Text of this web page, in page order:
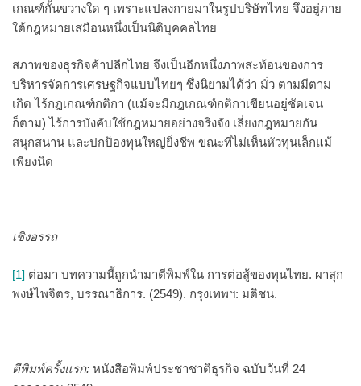
เกณฑ์กั้นขวางใด ๆ เพราะแปลงกายมาในรูปบริษัทไทย จึงอยู่ภาย
ใต้กฎหมายเสมือนหนึ่งเป็นนิติบุคคลไทย
สภาพของธุรกิจค้าปลีกไทย จึงเป็นอีกหนึ่งภาพสะท้อนของการ
บริหารจัดการเศรษฐกิจแบบไทยๆ ซึ่งนิยามได้ว่า มั่ว ตามมีตาม
เกิด ไร้กฎเกณฑ์กติกา (แม้จะมีกฎเกณฑ์กติกาเขียนอยู่ชัดเจน
ก็ตาม) ไร้การบังคับใช้กฎหมายอย่างจริงจัง เลี่ยงกฎหมายกัน
สนุกสนาน และปกป้องทุนใหญ่ยิ่งชีพ ขณะที่ไม่เห็นหัวทุนเล็กแม้
เพียงนิด
เชิงอรรถ
[1] ต่อมา บทความนี้ถูกนำมาตีพิมพ์ใน การต่อสู้ของทุนไทย. ผาสุก
พงษ์ไพจิตร, บรรณาธิการ. (2549). กรุงเทพฯ: มติชน.
ตีพิมพ์ครั้งแรก: หนังสือพิมพ์ประชาชาติธุรกิจ ฉบับวันที่ 24